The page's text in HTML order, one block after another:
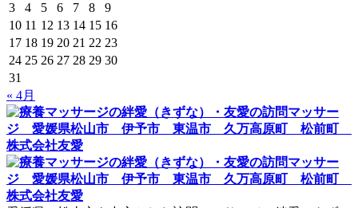
3
4 5 6 7 8
9
10 11 12 13 14 15 16
17 18 19 20 21 22 23
24 25 26 27 28 29 30
31
« 4月